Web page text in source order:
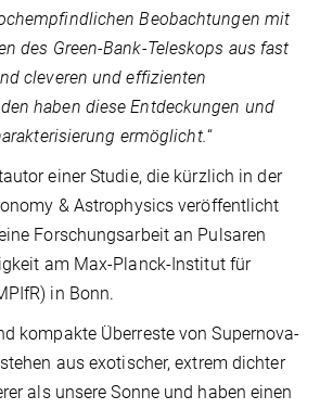
Beobachtungen mit
des Green-Bank-Teleskops aus fast
cleveren und effizienten
haben diese Entdeckungen und
ermöglicht.“
einer Studie, die kürzlich in der
& Astrophysics veröffentlicht
Forschungsarbeit an Pulsaren
am Max-Planck-Institut für
in Bonn.
kompakte Überreste von Supernova-
aus exotischer, extrem dichter
als unsere Sonne und haben einen